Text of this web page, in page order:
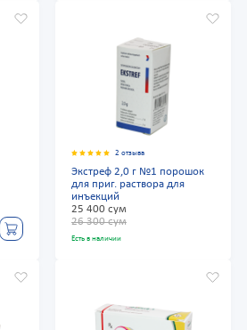
2 отзыва
Экстреф 2,0 г №1 порошок
для приг. раствора для
инъекций
25 400 сум
26 300 сум
Есть в наличии